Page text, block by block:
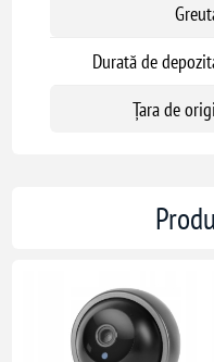
Durată de
Țara de